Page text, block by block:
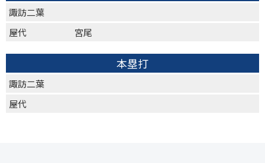
諏訪二葉
屋代
宮尾
本塁打
諏訪二葉
屋代